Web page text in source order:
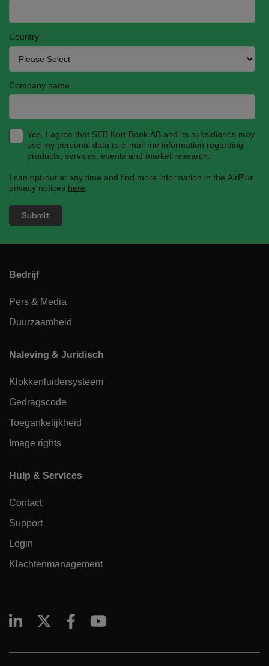
Country*
Company name
Yes, I agree that SEB Kort Bank AB and its subsidiaries may
use my personal data to e-mail me information regarding
products, services, events and market research. *
I can opt-out at any time and find more information in the AirPlus
privacy notices here
Bedrijf
Pers & Media
Duurzaamheid
Naleving & Juridisch
Klokkenluidersysteem
Gedragscode
Toegankelijkheid
Image rights
Hulp & Services
Contact
Support
Login
Klachtenmanagement